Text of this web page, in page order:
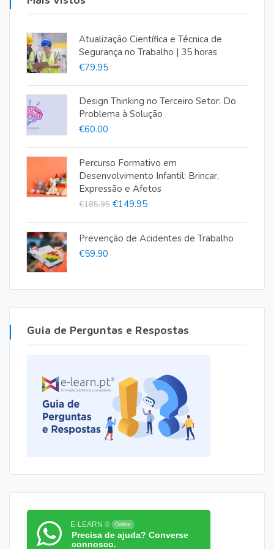
Atualização Científica e Técnica de
Segurança no Trabalho | 35 horas
€79.95
Design Thinking no Terceiro Setor: Do
Problema à Solução
€60.00
Percurso Formativo em
Desenvolvimento Infantil: Brincar,
Expressão e Afetos
€185.95 O
preço
original
€149.95O
preço
atual
Prevenção de Acidentes de Trabalho
€59.90
Guia de Perguntas e Respostas
E-LEARN ® Online
Precisa de ajuda? Converse
connosco.